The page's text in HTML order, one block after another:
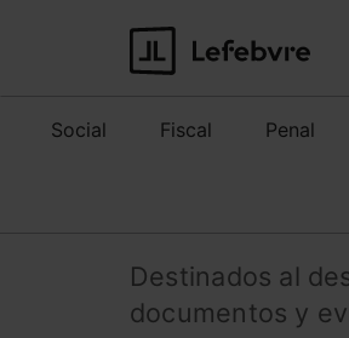
Social Fiscal Penal
​Destinados al
documentos y